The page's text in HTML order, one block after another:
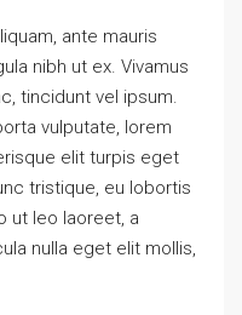
ante mauris
nibh ut ex. Vivamus
tincidunt vel ipsum.
vulputate, lorem
elit turpis eget
tristique, eu lobortis
ut leo laoreet, a
nulla eget elit mollis,